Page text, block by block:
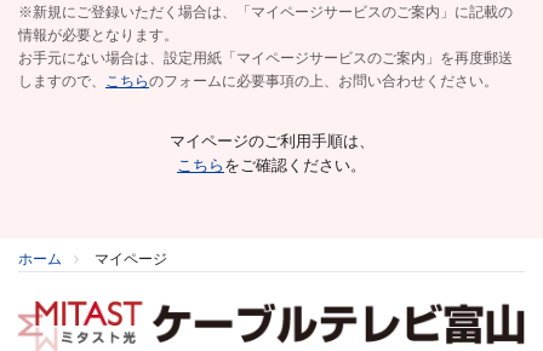
※新規にご登録いただく場合は、「マイページサービスのご案内」に記載の
情報が必要となります。
お手元にない場合は、設定用紙「マイページサービスのご案内」を再度郵送
しますので、 こちらのフォームに必要事項の上、お問い合わせください。
マイページのご利用手順は、
こちら をご確認ください。
ホーム マイページ